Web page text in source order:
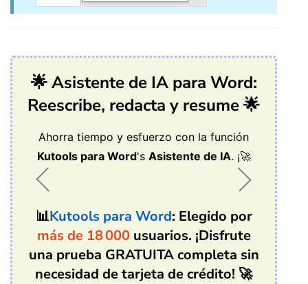
🌟 Asistente de IA para Word:
Reescribe, redacta y resume 🌟
Ahorra tiempo y esfuerzo con la función
Kutools para Word's Asistente de IA. ¡🚀
📊Kutools para Word: Elegido por
más de 18 000 usuarios. ¡Disfrute
una prueba GRATUITA completa sin
necesidad de tarjeta de crédito! 🚀